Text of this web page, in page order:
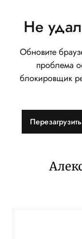
Не
Обновите
проблема
блокировщик